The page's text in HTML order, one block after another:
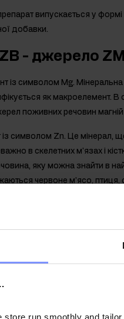
store run smoothly and
випускається у
добавки.
- джерело
із символом Mg.
як макроелемент.
поживних речовин
із символом Zn. Це мінерал,
в скелетних м'язах і
яку можна знайти в
червоне м'ясо, птиця,
інгредієнтів,
відчуття втоми і втоми та
належну роботу